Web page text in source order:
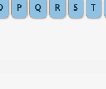
P Q R S T